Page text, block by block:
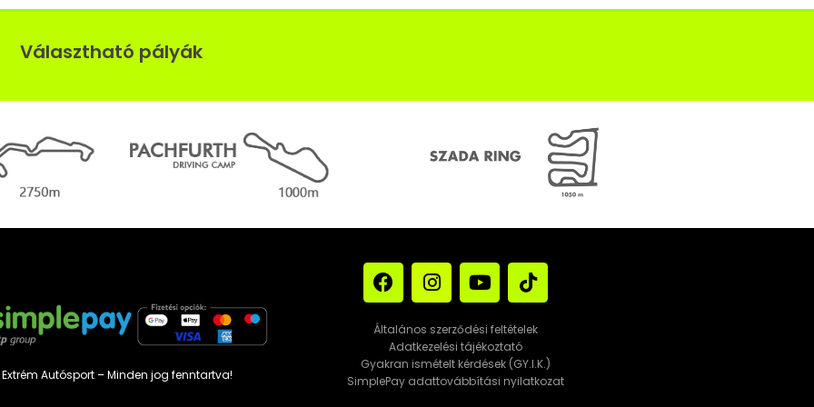
Választható pályák
Autósport – Minden jog fenntartva!
Általános szerződési feltételek
Adatkezelési tájékoztató
Gyakran ismételt kérdések (GY.I.K.)
SimplePay adattovábbítási nyilatkozat